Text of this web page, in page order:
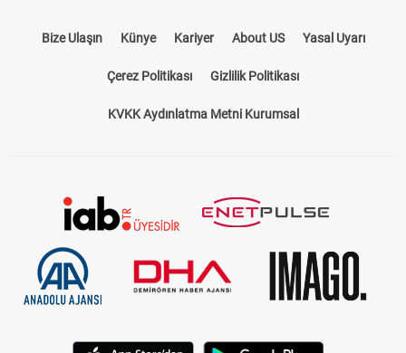
Künye Kariyer About US
Çerez Politikası Gizlilik Politikası